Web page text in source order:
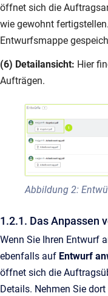
öffnet sich die
wie gewohnt
Entwurfsmappe
(6) Detailansicht: Hier
Aufträgen.
Abbildung 2:
1.2.1. Das Anpassen
Wenn Sie Ihren Entwurf
ebenfalls auf Entwurf
öffnet sich die
Details. Nehmen Sie